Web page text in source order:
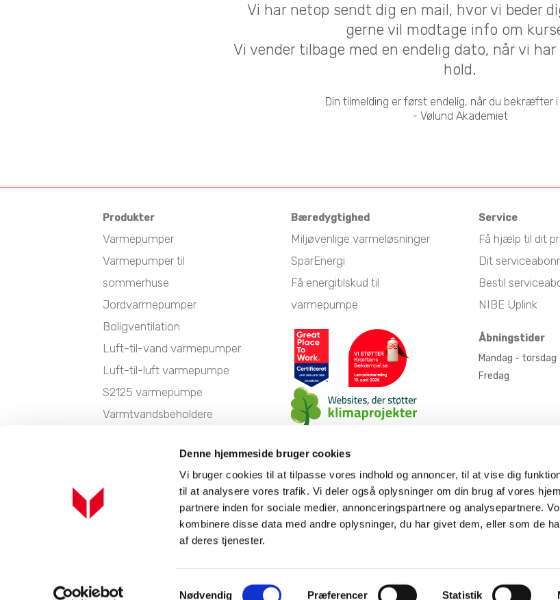
Denne hjemmeside bruger cookies
Vi bruger cookies til at tilpasse vores indhold og annoncer, til at vise dig
til at analysere vores trafik. Vi deler også oplysninger om din brug af vores
partnere inden for sociale medier, annonceringspartnere og analysepartnere.
kombinere disse data med andre oplysninger, du har givet dem, eller som de
af deres tjenester.
Samtykkevalg
Nødvendig Præferencer Statistik
Vi har netop sendt dig en mail, hvor vi beder
gerne vil modtage info om
Vi vender tilbage med en endelig dato, når vi
hold.
Din tilmelding er først endelig, når du bekræfter i
- Vølund Akademiet
Produkter
Varmepumper
Varmepumper til
sommerhuse
Jordvarmepumper
Boligventilation
Luft-til-vand varmepumper
Luft-til-luft varmepumpe
S2125 varmepumpe
Varmtvandsbeholdere
Udskiftning af oliefyr
Nærvarme: Varmepumpe på
Fjernvarme vs. varmepumpe
Fjernevarmeunits
Bæredygtighed
Miljøvenlige varmeløsninger
SparEnergi
Få energitilskud til
varmepumpe
Service
Få hjælp til dit
Dit
Bestil
NIBE Uplink
Åbningstider
Mandag - torsdag
Fredag
location_on Industrivej Nord 7B, 7400 Herning phone Kontakt erhverv phone Kontakt private